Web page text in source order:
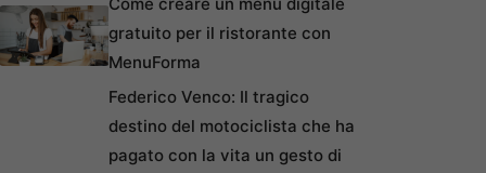
gratuito per il ristorante con
MenuForma
Federico Venco: Il tragico
destino del motociclista che ha
pagato con la vita un gesto di